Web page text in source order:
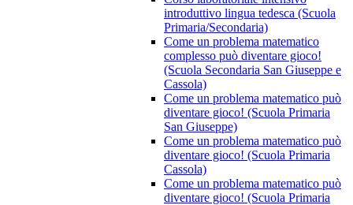
introduttivo lingua tedesca (Scuola
Primaria/Secondaria)
Come un problema matematico
complesso può diventare gioco!
(Scuola Secondaria San Giuseppe e
Cassola)
Come un problema matematico può
diventare gioco! (Scuola Primaria
San Giuseppe)
Come un problema matematico può
diventare gioco! (Scuola Primaria
Cassola)
Come un problema matematico può
diventare gioco! (Scuola Primaria